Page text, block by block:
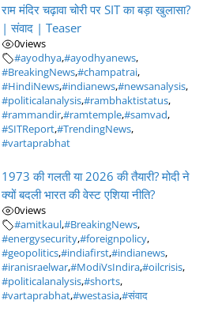
राम मंदिर चढ़ावा चोरी पर SIT का बड़ा खुलासा?
| संवाद | Teaser
0views
#ayodhya,#ayodhyanews,
#BreakingNews,#champatrai,
#HindiNews,#indianews,#newsanalysis,
#politicalanalysis,#rambhaktistatus,
#rammandir,#ramtemple,#samvad,
#SITReport,#TrendingNews,
#vartaprabhat
1973 की गलती या 2026 की तैयारी? मोदी ने
क्यों बदली भारत की वेस्ट एशिया नीति?
0views
#amitkaul,#BreakingNews,
#energysecurity,#foreignpolicy,
#geopolitics,#indiafirst,#indianews,
#iranisraelwar,#ModiVsIndira,#oilcrisis,
#politicalanalysis,#shorts,
#vartaprabhat,#westasia,#संवाद